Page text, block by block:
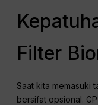
Filter
Saat kita memasuki
bersifat opsional.